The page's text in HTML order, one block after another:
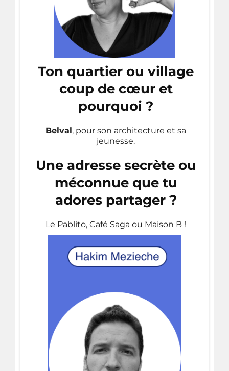
Ton quartier ou village
coup de cœur et
pourquoi ?
Belval, pour son architecture et sa
jeunesse.
Une adresse secrète ou
méconnue que tu
adores partager ?
Le Pablito, Café Saga ou Maison B !